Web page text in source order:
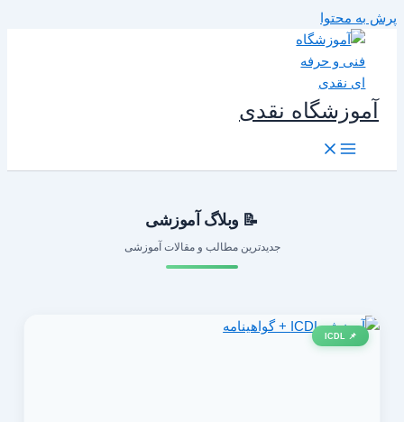
به محتوا
آموزشگاه نقدی
📝 وبلاگ آموزشی
جدیدترین مطالب و مقالات آموزشی
📌 ICDL